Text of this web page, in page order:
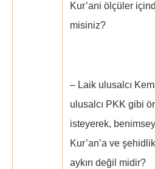
Kur’ani ölçüler
misiniz?
– Laik ulusalcı
ulusalcı PKK gibi
isteyerek,
Kur’an’a ve
aykırı değil midir?